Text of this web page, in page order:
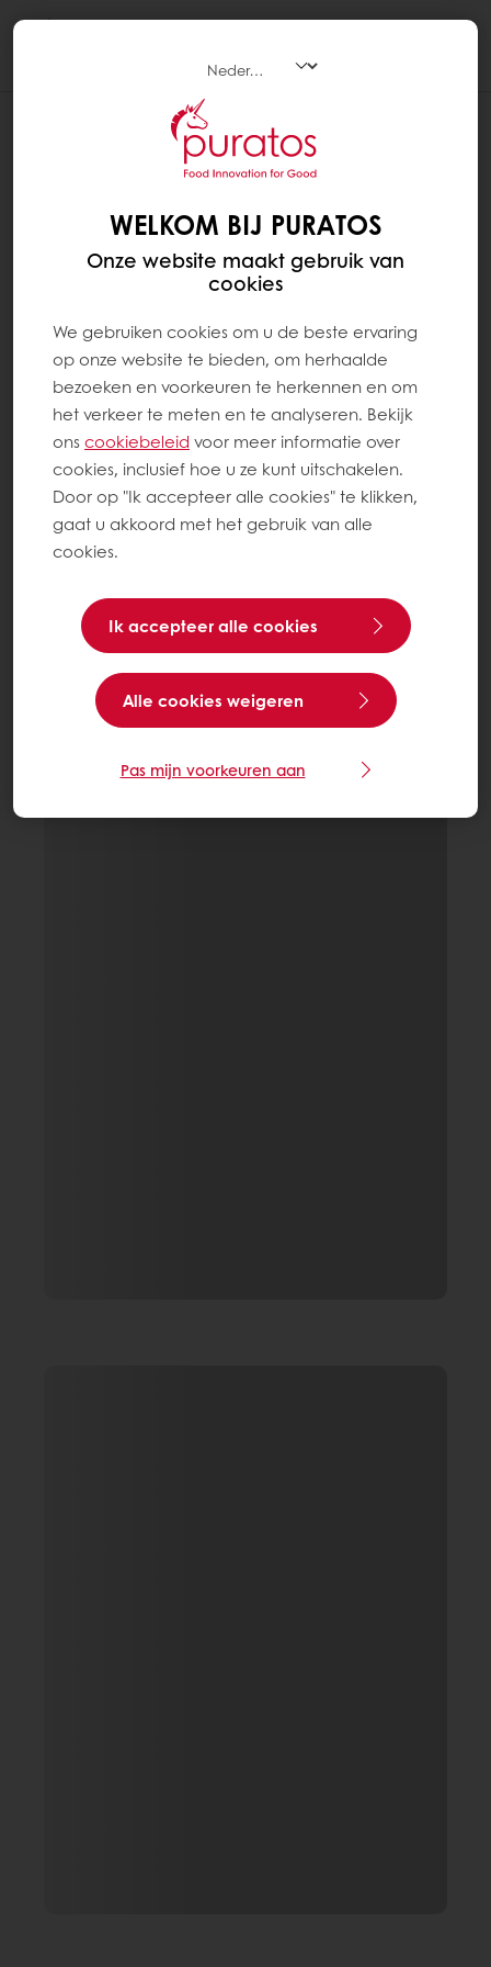
WELKOM BIJ PURATOS
Onze website maakt gebruik van
cookies
We gebruiken cookies om u de beste ervaring
op onze website te bieden, om herhaalde
bezoeken en voorkeuren te herkennen en om
het verkeer te meten en te analyseren. Bekijk
ons ​​cookiebeleid voor meer informatie over
cookies, inclusief hoe u ze kunt uitschakelen.
Door op "Ik accepteer alle cookies" te klikken,
gaat u akkoord met het gebruik van alle
cookies.
Ik accepteer alle cookies
Alle cookies weigeren
Pas mijn voorkeuren aan